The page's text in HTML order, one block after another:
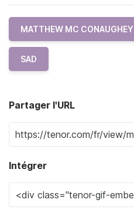
MATTHEW MC CONAUGHEY
SAD
Partager l'URL
Intégrer